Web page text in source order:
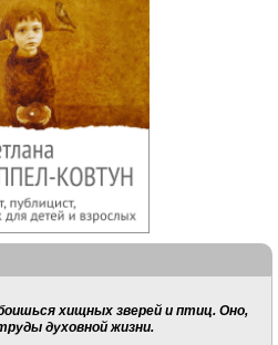
хищных зверей и птиц. Оно,
духовной жизни.